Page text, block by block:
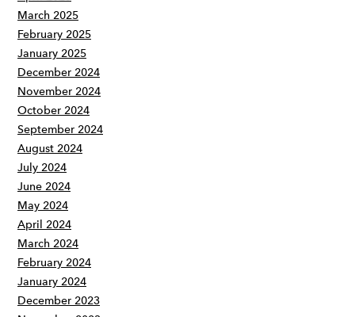
March 2025
February 2025
January 2025
December 2024
November 2024
October 2024
September 2024
August 2024
July 2024
June 2024
May 2024
April 2024
March 2024
February 2024
January 2024
December 2023